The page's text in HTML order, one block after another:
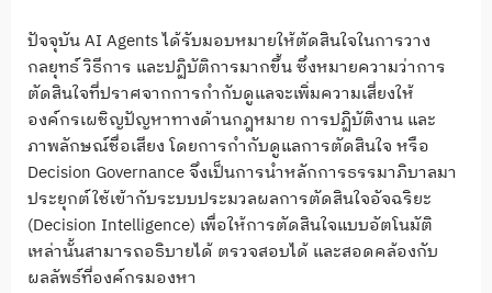
ปัจจุบัน AI Agents ได้รับมอบหมายให้ตัดสินใจในการวาง
กลยุทธ์ วิธีการ และปฏิบัติการมากขึ้น ซึ่งหมายความว่าการ
ตัดสินใจที่ปราศจากการกำกับดูแลจะเพิ่มความเสี่ยงให้
องค์กรเผชิญปัญหาทางด้านกฎหมาย การปฏิบัติงาน และ
ภาพลักษณ์ชื่อเสียง โดยการกำกับดูแลการตัดสินใจ หรือ
Decision Governance จึงเป็นการนำหลักการธรรมาภิบาลมา
ประยุกต์ใช้เข้ากับระบบประมวลผลการตัดสินใจอัจฉริยะ
(Decision Intelligence) เพื่อให้การตัดสินใจแบบอัตโนมัติ
เหล่านั้นสามารถอธิบายได้ ตรวจสอบได้ และสอดคล้องกับ
ผลลัพธ์ที่องค์กรมองหา